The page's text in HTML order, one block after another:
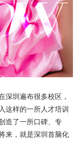
深圳遍布很多校区，
这样的一所人才培训
造了一所口碑、专
来，就是深圳首脑化